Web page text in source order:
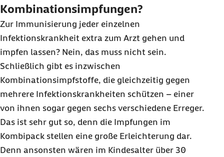
Kombinationsimpfungen?
Zur Immunisierung jeder einzelnen
Infektionskrankheit extra zum Arzt gehen und
impfen lassen? Nein, das muss nicht sein.
Schließlich gibt es inzwischen
Kombinationsimpfstoffe, die gleichzeitig gegen
mehrere Infektionskrankheiten schützen – einer
von ihnen sogar gegen sechs verschiedene Erreger.
Das ist sehr gut so, denn die Impfungen im
Kombipack stellen eine große Erleichterung dar.
Denn ansonsten wären im Kindesalter über 30